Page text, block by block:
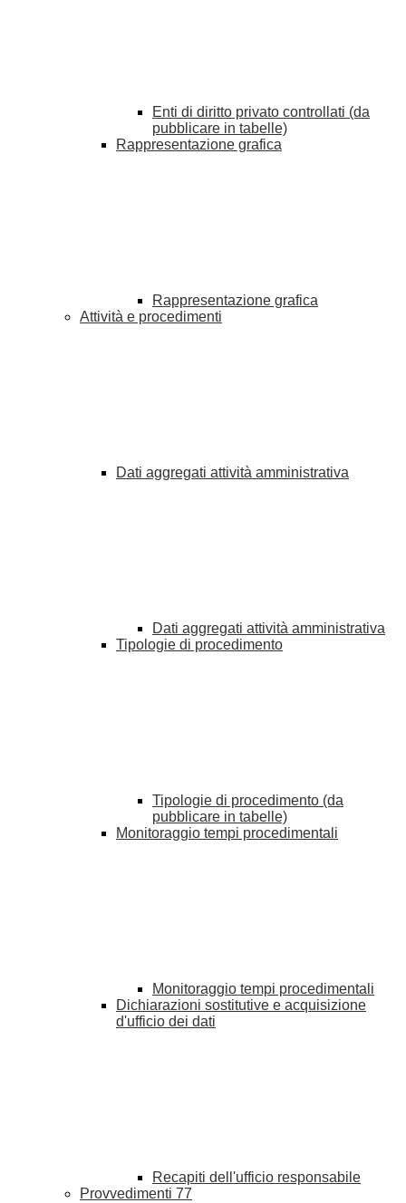
Enti di diritto privato controllati (da
pubblicare in tabelle)
Rappresentazione grafica
Rappresentazione grafica
Attività e procedimenti
Dati aggregati attività amministrativa
Dati aggregati attività amministrativa
Tipologie di procedimento
Tipologie di procedimento (da
pubblicare in tabelle)
Monitoraggio tempi procedimentali
Monitoraggio tempi procedimentali
Dichiarazioni sostitutive e acquisizione
d'ufficio dei dati
Recapiti dell'ufficio responsabile
Provvedimenti 77